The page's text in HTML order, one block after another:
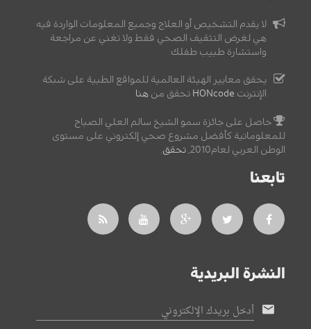
لا يقدم التشخيص أو العلاج وجميع المعلومات الواردة فيه
هي لغرض التثقيف الصحي فقط ولا تغني عن مراجعة
واستشارة طبيب طفلك.
يحقق معايير الهيئة العالمية للمواقع الطبية على شبكة
الإنترنت HONcode تحقق من هنا
حاصل على جائزة سمو الشيخ سالم العلي الصباح
للمعلوماتية كأفضل مشروع صحي إلكتروني على مستوى
الوطن العربي لعام2010,
تحقق
تابعنا
النشرة البريدية
أدخل بريدك الإلكتروني